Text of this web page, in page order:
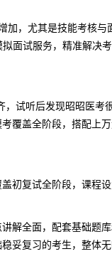
，尤其是技能考核
面试服务，精准解决
，试听后发现昭昭医
覆盖全阶段，搭配上
初复试全阶段，课程
解全面，配套基础题
妥复习的考生，整体无